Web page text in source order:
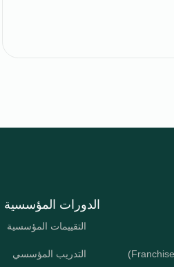
الدورات المؤسسية
التقييمات المؤسسية
التدريب المؤسسي